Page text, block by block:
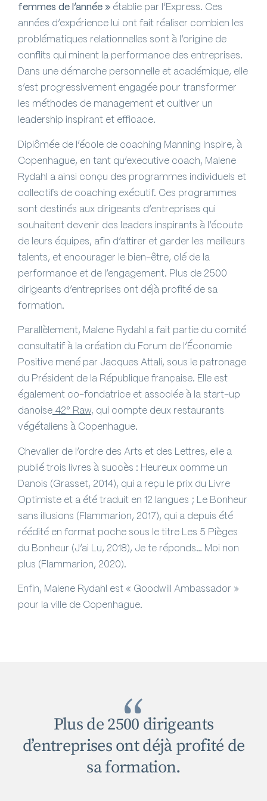
femmes de l’année » établie par l’Express. Ces
années d’expérience lui ont fait réaliser combien les
problématiques relationnelles sont à l’origine de
conflits qui minent la performance des entreprises.
Dans une démarche personnelle et académique, elle
s’est progressivement engagée pour transformer
les méthodes de management et cultiver un
leadership inspirant et efficace.
Diplômée de l’école de coaching Manning Inspire, à
Copenhague, en tant qu’executive coach, Malene
Rydahl a ainsi conçu des programmes individuels et
collectifs de coaching exécutif. Ces programmes
sont destinés aux dirigeants d’entreprises qui
souhaitent devenir des leaders inspirants à l’écoute
de leurs équipes, afin d’attirer et garder les meilleurs
talents, et encourager le bien-être, clé de la
performance et de l’engagement. Plus de 2500
dirigeants d’entreprises ont déjà profité de sa
formation.
Parallèlement, Malene Rydahl a fait partie du comité
consultatif à la création du Forum de l’Économie
Positive mené par Jacques Attali, sous le patronage
du Président de la République française. Elle est
également co-fondatrice et associée à la start-up
danoise 42° Raw, qui compte deux restaurants
végétaliens à Copenhague.
Chevalier de l’ordre des Arts et des Lettres, elle a
publié trois livres à succès : Heureux comme un
Danois (Grasset, 2014), qui a reçu le prix du Livre
Optimiste et a été traduit en 12 langues ; Le Bonheur
sans illusions (Flammarion, 2017), qui a depuis été
réédité en format poche sous le titre Les 5 Pièges
du Bonheur (J’ai Lu, 2018), Je te réponds… Moi non
plus (Flammarion, 2020).
Enfin, Malene Rydahl est « Goodwill Ambassador »
pour la ville de Copenhague.
Plus de 2500 dirigeants
d’entreprises ont déjà profité de
sa formation.